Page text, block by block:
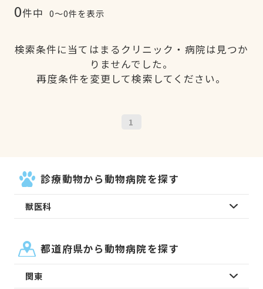
0件中 0〜0件を表示
検索条件に当てはまるクリニック・病院は見つか
りませんでした。
再度条件を変更して検索してください。
1
診療動物から動物病院を探す
獣医科
都道府県から動物病院を探す
関東